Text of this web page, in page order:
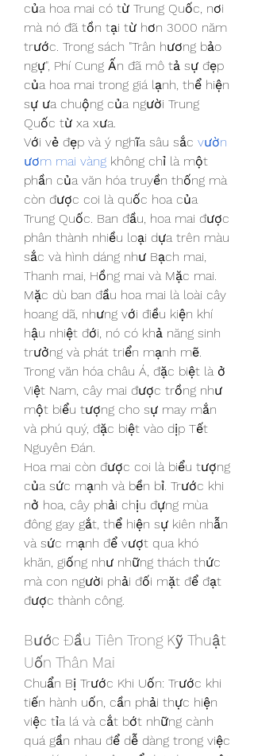
của hoa mai có từ Trung Quốc, nơi
mà nó đã tồn tại từ hơn 3000 năm
trước. Trong sách "Trân hương bảo
ngự", Phí Cung Ấn đã mô tả sự đẹp
của hoa mai trong giá lạnh, thể hiện
sự ưa chuộng của người Trung
Quốc từ xa xưa.
Với vẻ đẹp và ý nghĩa sâu sắc vườn
ươm mai vàng không chỉ là một
phần của văn hóa truyền thống mà
còn được coi là quốc hoa của
Trung Quốc. Ban đầu, hoa mai được
phân thành nhiều loại dựa trên màu
sắc và hình dáng như Bạch mai,
Thanh mai, Hồng mai và Mặc mai.
Mặc dù ban đầu hoa mai là loài cây
hoang dã, nhưng với điều kiện khí
hậu nhiệt đới, nó có khả năng sinh
trưởng và phát triển mạnh mẽ.
Trong văn hóa châu Á, đặc biệt là ở
Việt Nam, cây mai được trồng như
một biểu tượng cho sự may mắn
và phú quý, đặc biệt vào dịp Tết
Nguyên Đán.
Hoa mai còn được coi là biểu tượng
của sức mạnh và bền bỉ. Trước khi
nở hoa, cây phải chịu đựng mùa
đông gay gắt, thể hiện sự kiên nhẫn
và sức mạnh để vượt qua khó
khăn, giống như những thách thức
mà con người phải đối mặt để đạt
được thành công.
Bước Đầu Tiên Trong Kỹ Thuật
Uốn Thân Mai
Chuẩn Bị Trước Khi Uốn: Trước khi
tiến hành uốn, cần phải thực hiện
việc tỉa lá và cắt bớt những cành
quá gần nhau để dễ dàng trong việc